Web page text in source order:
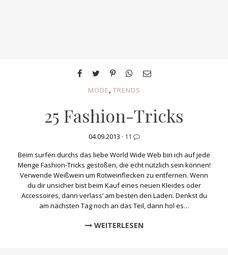
MODE, TRENDS
25 Fashion-Tricks
04.09.2013 · 11
Beim surfen durchs das liebe World Wide Web bin ich auf jede
Menge Fashion-Tricks gestoßen, die echt nützlich sein können!
Verwende Weißwein um Rotweinflecken zu entfernen. Wenn
du dir unsicher bist beim Kauf eines neuen Kleides oder
Accessoires, dann verlass‘ am besten den Laden. Denkst du
am nächsten Tag noch an das Teil, dann hol es…
WEITERLESEN